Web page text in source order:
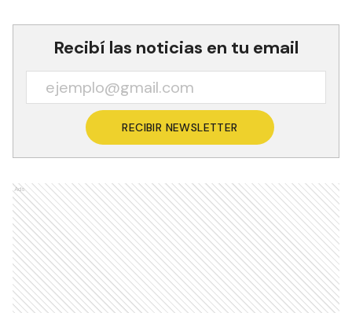
Recibí las noticias en tu email
RECIBIR NEWSLETTER
Ads